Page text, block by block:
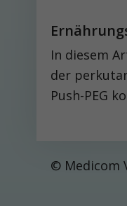
In diesem
der
Push-PEG
© Medicom